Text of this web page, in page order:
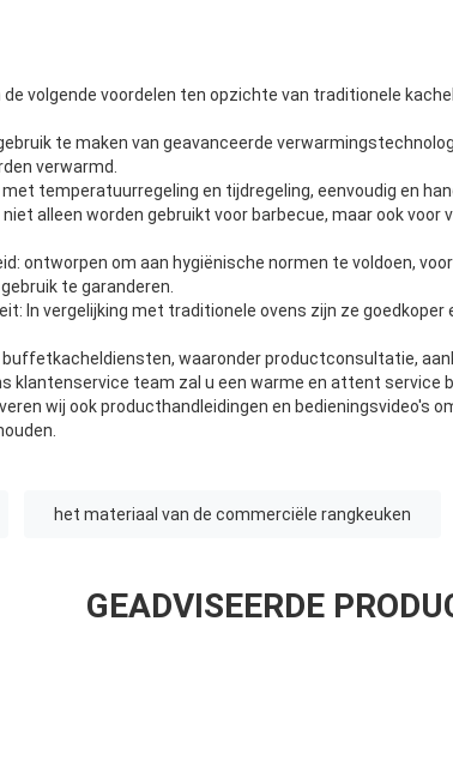
volgende voordelen ten opzichte van traditionele
te maken van geavanceerde
verwarmd.
temperatuurregeling en tijdregeling, eenvoudig en
alleen worden gebruikt voor barbecue, maar ook
ontworpen om aan hygiënische normen te voldoen,
te garanderen.
In vergelijking met traditionele ovens zijn ze
buffetkacheldiensten, waaronder productconsultatie,
klantenservice team zal u een warme en attent service
wij ook producthandleidingen en bedieningsvideo's
het materiaal van de commerciële rangkeuken
GEADVISEERDE